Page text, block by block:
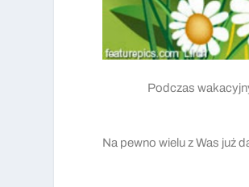
Podczas
Na pewno wielu z Was już